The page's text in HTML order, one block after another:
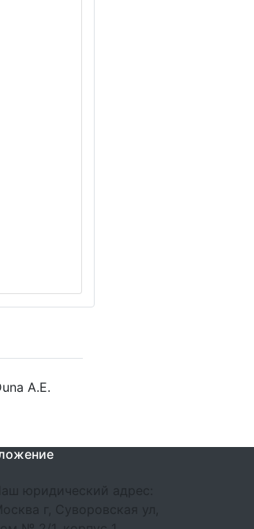
A.E.
Наш юридический адрес:
г, Суворовская ул,